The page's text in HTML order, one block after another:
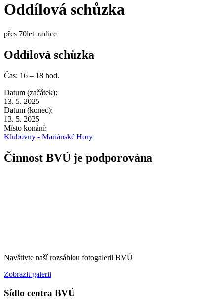
Oddílová schůzka
přes 70let tradice
Oddílová schůzka
Čas: 16 – 18 hod.
Datum (začátek):
13. 5. 2025
Datum (konec):
13. 5. 2025
Místo konání:
Klubovny - Mariánské Hory
Činnost BVÚ je podporována
Navštivte naší rozsáhlou fotogalerii BVÚ
Zobrazit galerii
Sídlo centra BVÚ